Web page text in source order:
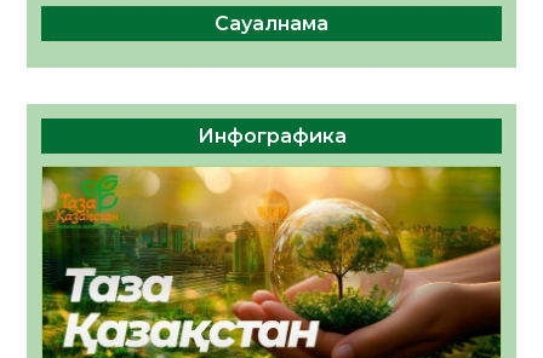
Сауалнама
Инфографика